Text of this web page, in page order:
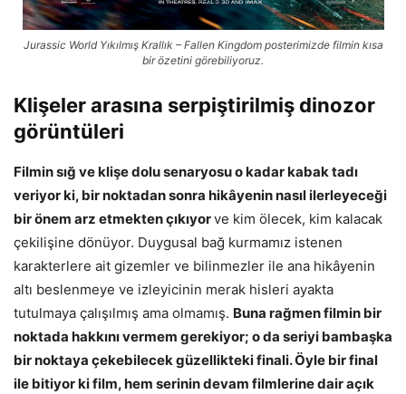
Jurassic World Yıkılmış Krallık – Fallen Kingdom posterimizde filmin kısa
bir özetini görebiliyoruz.
Klişeler arasına serpiştirilmiş dinozor
görüntüleri
Filmin sığ ve klişe dolu senaryosu o kadar kabak tadı
veriyor ki, bir noktadan sonra hikâyenin nasıl ilerleyeceği
bir önem arz etmekten çıkıyorve kim ölecek, kim kalacak
çekilişine dönüyor. Duygusal bağ kurmamız istenen
karakterlere ait gizemler ve bilinmezler ile ana hikâyenin
altı beslenmeye ve izleyicinin merak hisleri ayakta
tutulmaya çalışılmış ama olmamış. Buna rağmen filmin bir
noktada hakkını vermem gerekiyor; o da seriyi bambaşka
bir noktaya çekebilecek güzellikteki finali. Öyle bir final
ile bitiyor ki film, hem serinin devam filmlerine dair açık